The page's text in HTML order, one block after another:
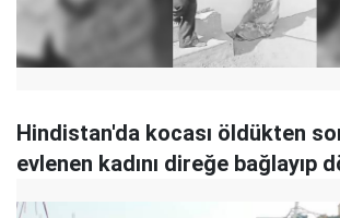
Hindistan'da kocası öldükten
evlenen kadını direğe bağlayıp